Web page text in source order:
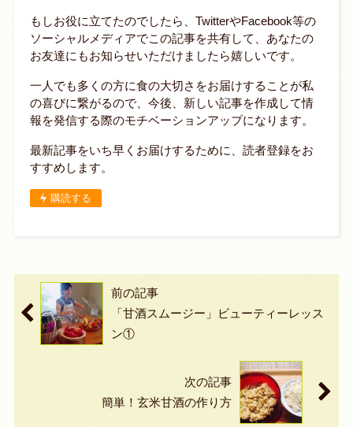
もしお役に立てたのでしたら、TwitterやFacebook等の
ソーシャルメディアでこの記事を共有して、あなたの
お友達にもお知らせいただけましたら嬉しいです。
一人でも多くの方に食の大切さをお届けすることが私
の喜びに繋がるので、今後、新しい記事を作成して情
報を発信する際のモチベーションアップになります。
最新記事をいち早くお届けするために、読者登録をお
すすめします。
購読する
前の記事
「甘酒スムージー」ビューティーレッス
ン①
次の記事
簡単！玄米甘酒の作り方